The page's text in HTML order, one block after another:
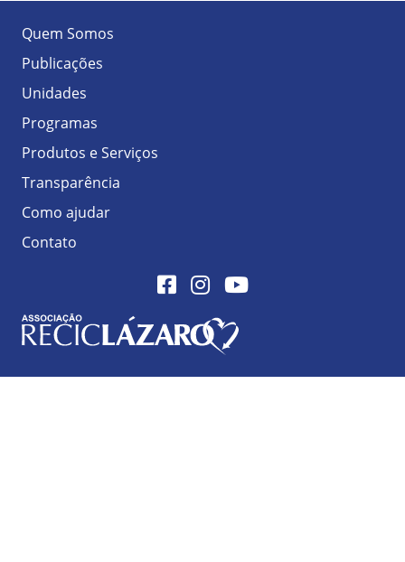
Quem Somos
Publicações
Unidades
Programas
Produtos e Serviços
Transparência
Como ajudar
Contato
FacebookInstagramYoutube
Logo